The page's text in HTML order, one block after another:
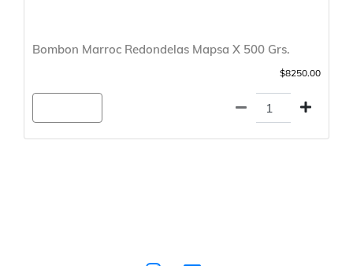
Bombon Marroc Redondelas Mapsa X 500 Grs.
$8250.00